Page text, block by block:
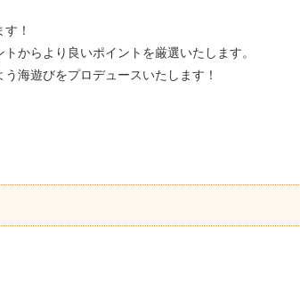
！
からより良いポイントを厳選いたします。
海遊びをプロデュースいたします！